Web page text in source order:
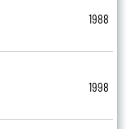
1988
1998